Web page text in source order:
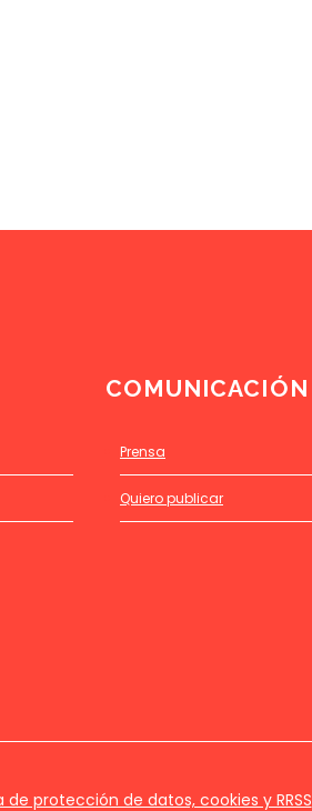
COMUNICACIÓN
Prensa
Quiero publicar
de protección de datos, cookies y RRSS